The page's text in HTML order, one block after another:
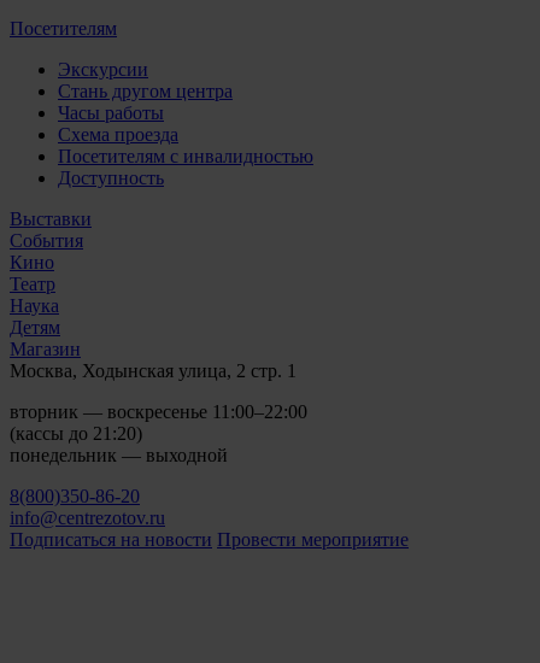
Посетителям
Экскурсии
Стань другом центра
Часы работы
Схема проезда
Посетителям с инвалидностью
Доступность
Выставки
События
Кино
Театр
Наука
Детям
Магазин
Москва, Ходынская улица, 2 стр. 1
вторник — воскресенье 11:00–22:00
(кассы до 21:20)
понедельник — выходной
8(800)350-86-20
info@centrezotov.ru
Подписаться на новости Провести мероприятие